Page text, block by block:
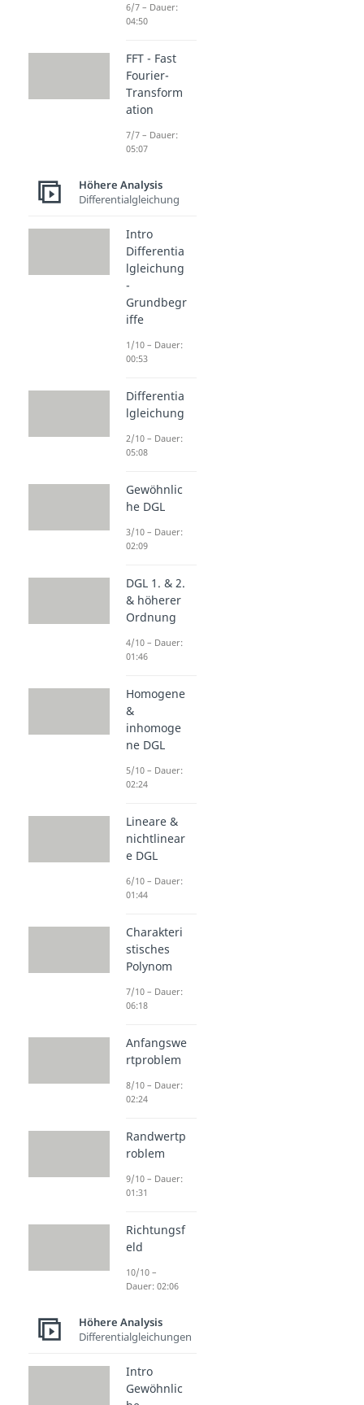
6/7 – Dauer:
04:50
FFT - Fast
Fourier-
Transform
ation
7/7 – Dauer:
05:07
Höhere Analysis
Differentialgleichung
Intro
Differentia
lgleichung
-
Grundbegr
iffe
1/10 – Dauer:
00:53
Differentia
lgleichung
2/10 – Dauer:
05:08
Gewöhnlic
he DGL
3/10 – Dauer:
02:09
DGL 1. & 2.
& höherer
Ordnung
4/10 – Dauer:
01:46
Homogene
&
inhomoge
ne DGL
5/10 – Dauer:
02:24
Lineare &
nichtlinear
e DGL
6/10 – Dauer:
01:44
Charakteri
stisches
Polynom
7/10 – Dauer:
06:18
Anfangswe
rtproblem
8/10 – Dauer:
02:24
Randwertp
roblem
9/10 – Dauer:
01:31
Richtungsf
eld
10/10 –
Dauer: 02:06
Höhere Analysis
Differentialgleichungen
Intro
Gewöhnlic